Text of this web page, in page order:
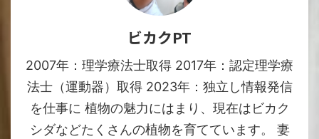
ビカクPT
2007年：理学療法士取得 2017年：認定理学療
法士（運動器）取得 2023年：独立し情報発信
を仕事に 植物の魅力にはまり、現在はビカク
シダなどたくさんの植物を育てています。 妻